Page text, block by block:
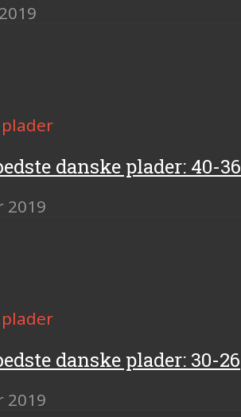
danske plader: 40-36
2019
danske plader: 30-26
2019